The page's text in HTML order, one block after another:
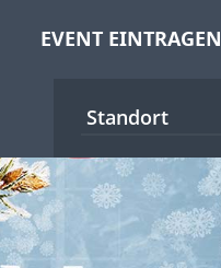
EVENT EINTRAGEN
Standort